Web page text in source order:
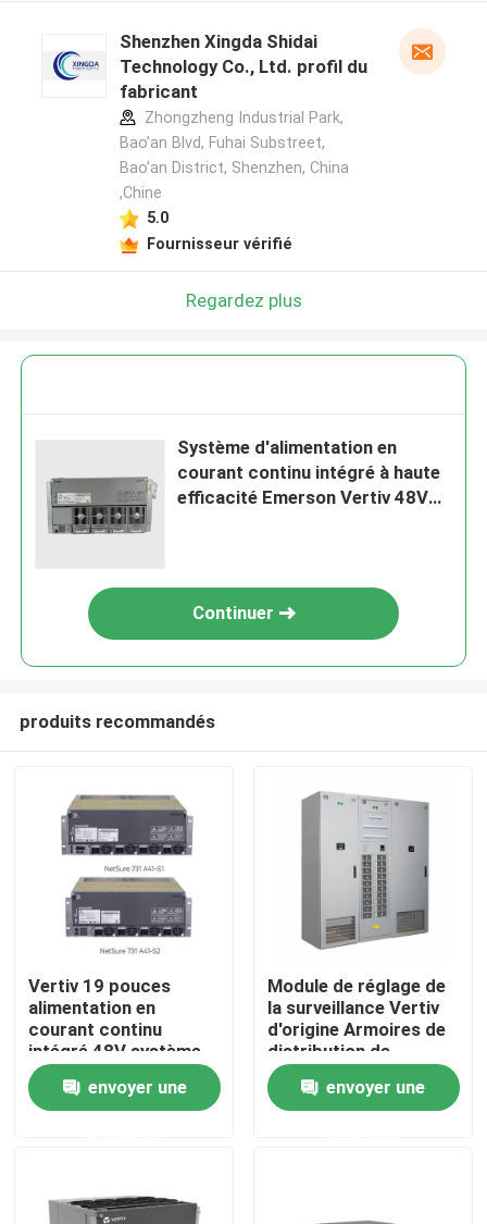
Accueil
Contacts
Shenzhen Xingda Shidai
Technology Co., Ltd. profil du
fabricant
Zhongzheng Industrial Park,
Bao’an Blvd, Fuhai Substreet,
Bao’an District, Shenzhen, China
,Chine
5.0
Fournisseur vérifié
Regardez plus
Système d'alimentation en
courant continu intégré à haute
efficacité Emerson Vertiv 48V
Continuer
produits recommandés
Vertiv 19 pouces
alimentation en
courant continu
intégré 48V système
de rectificateur
Emerson Netsure 731
A41 avec alimentation
envoyer une
Module de réglage de
la surveillance Vertiv
d'origine Armoires de
distribution de
courant continu
système
d'alimentation en
envoyer une